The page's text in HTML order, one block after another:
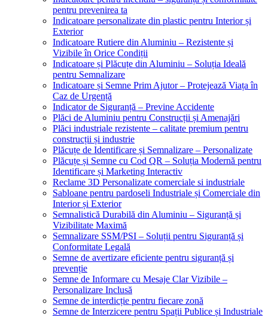
pentru prevenirea ta
Indicatoare personalizate din plastic pentru Interior și
Exterior
Indicatoare Rutiere din Aluminiu – Rezistente și
Vizibile în Orice Condiții
Indicatoare și Plăcuțe din Aluminiu – Soluția Ideală
pentru Semnalizare
Indicatoare și Semne Prim Ajutor – Protejează Viața în
Caz de Urgență
Indicator de Siguranță – Previne Accidente
Plăci de Aluminiu pentru Construcții și Amenajări
Plăci industriale rezistente – calitate premium pentru
construcții și industrie
Plăcuțe de Identificare și Semnalizare – Personalizate
Plăcuțe și Semne cu Cod QR – Soluția Modernă pentru
Identificare și Marketing Interactiv
Reclame 3D Personalizate comerciale si industriale
Sabloane pentru pardoseli Industriale și Comerciale din
Interior și Exterior
Semnalistică Durabilă din Aluminiu – Siguranță și
Vizibilitate Maximă
Semnalizare SSM/PSI – Soluții pentru Siguranță și
Conformitate Legală
Semne de avertizare eficiente pentru siguranță și
prevenție
Semne de Informare cu Mesaje Clar Vizibile –
Personalizare Inclusă
Semne de interdicție pentru fiecare zonă
Semne de Interzicere pentru Spații Publice și Industriale